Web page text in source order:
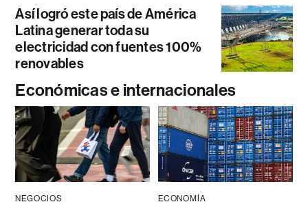
Así logró este país de América
Latina generar toda su
electricidad con fuentes 100%
renovables
Económicas e internacionales
NEGOCIOS ECONOMÍA